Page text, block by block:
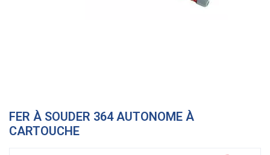
FER À SOUDER 364 AUTONOME À
CARTOUCHE